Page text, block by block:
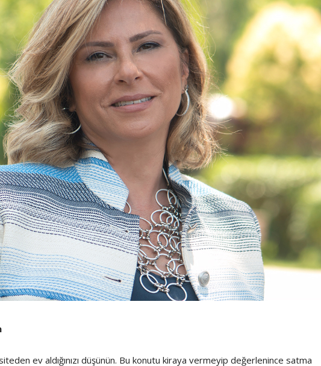
ev aldığınızı düşünün. Bu konutu kiraya vermeyip değerlenince satma